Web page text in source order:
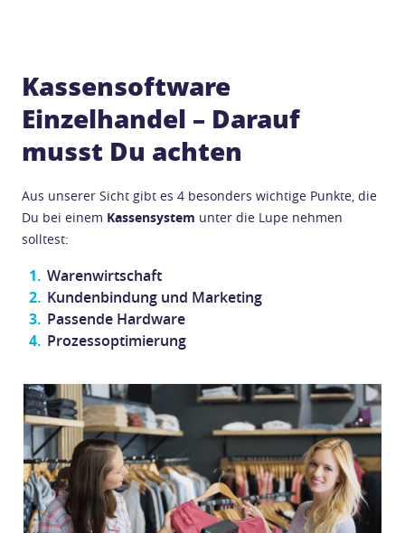
Kassensoftware
Einzelhandel – Darauf
musst Du achten
Aus unserer Sicht gibt es 4 besonders wichtige Punkte, die
Du bei einem Kassensystem unter die Lupe nehmen
solltest:
Warenwirtschaft
Kundenbindung und Marketing
Passende Hardware
Prozessoptimierung